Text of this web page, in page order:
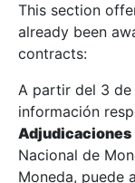
Show/Hide
Show/Hide
This section
already been
contracts:
A partir del 3
información
Adjudicaciones
Nacional de
Moneda, puede